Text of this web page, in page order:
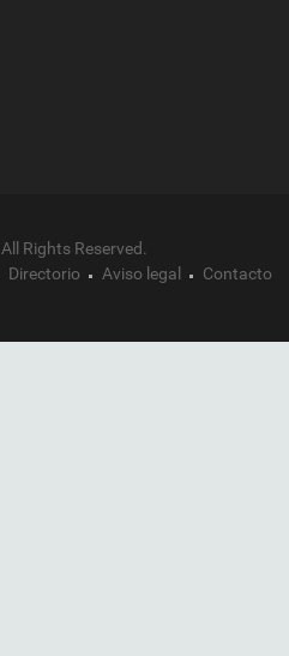
Rights Reserved.
Directorio
Aviso legal Contacto